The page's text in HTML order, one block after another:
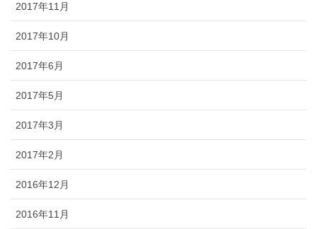
2017年11月
2017年10月
2017年6月
2017年5月
2017年3月
2017年2月
2016年12月
2016年11月